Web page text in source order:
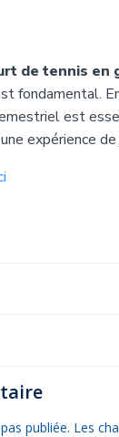
de tennis en
fondamental.
est
expérience
publiée. Les